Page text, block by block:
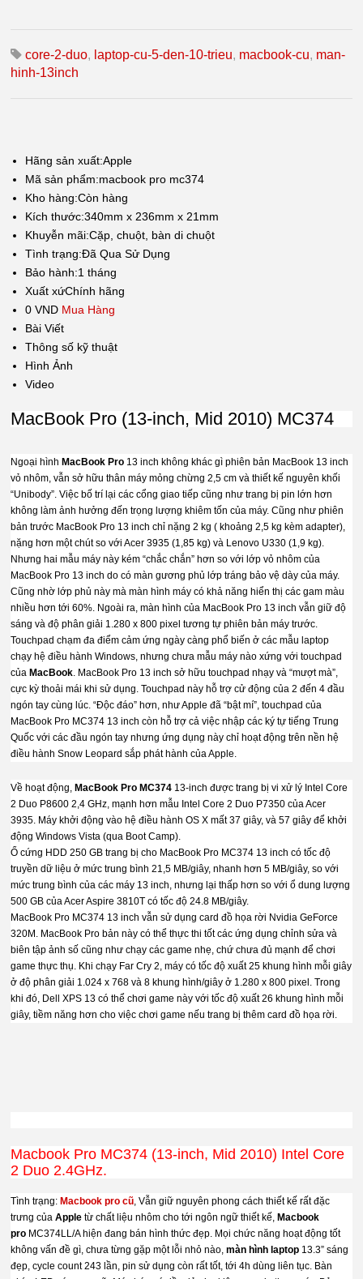
core-2-duo, laptop-cu-5-den-10-trieu, macbook-cu, man-
hinh-13inch
Hãng sản xuất:Apple
Mã sản phẩm:macbook pro mc374
Kho hàng:Còn hàng
Kích thước:340mm x 236mm x 21mm
Khuyễn mãi:Cặp, chuột, bàn di chuột
Tình trạng:Đã Qua Sử Dụng
Bảo hành:1 tháng
Xuất xứChính hãng
0 VND Mua Hàng
Bài Viết
Thông số kỹ thuật
Hình Ảnh
Video
MacBook Pro (13-inch, Mid 2010) MC374
Ngoại hình MacBook Pro 13 inch không khác gì phiên bản MacBook 13 inch
vỏ nhôm, vẫn sở hữu thân máy mỏng chừng 2,5 cm và thiết kế nguyên khối
“Unibody”. Việc bố trí lại các cổng giao tiếp cũng như trang bị pin lớn hơn
không làm ảnh hưởng đến trọng lượng khiêm tốn của máy. Cũng như phiên
bản trước MacBook Pro 13 inch chỉ nặng 2 kg ( khoảng 2,5 kg kèm adapter),
nặng hơn một chút so với Acer 3935 (1,85 kg) và Lenovo U330 (1,9 kg).
Nhưng hai mẫu máy này kém “chắc chắn” hơn so với lớp vỏ nhôm của
MacBook Pro 13 inch do có màn gương phủ lớp tráng bảo vệ dày của máy.
Cũng nhờ lớp phủ này mà màn hình máy có khả năng hiển thị các gam màu
nhiều hơn tới 60%. Ngoài ra, màn hình của MacBook Pro 13 inch vẫn giữ độ
sáng và độ phân giải 1.280 x 800 pixel tương tự phiên bản máy trước.
Touchpad chạm đa điểm cảm ứng ngày càng phổ biến ở các mẫu laptop
chạy hệ điều hành Windows, nhưng chưa mẫu máy nào xứng với touchpad
của MacBook. MacBook Pro 13 inch sở hữu touchpad nhạy và “mượt mà”,
cực kỳ thoải mái khi sử dụng. Touchpad này hỗ trợ cử động của 2 đến 4 đầu
ngón tay cùng lúc. “Độc đáo” hơn, như Apple đã “bật mí”, touchpad của
MacBook Pro MC374 13 inch còn hỗ trợ cả việc nhập các ký tự tiếng Trung
Quốc với các đầu ngón tay nhưng ứng dụng này chỉ hoạt động trên nền hệ
điều hành Snow Leopard sắp phát hành của Apple.
Về hoạt động, MacBook Pro MC374 13-inch được trang bị vi xử lý Intel Core
2 Duo P8600 2,4 GHz, mạnh hơn mẫu Intel Core 2 Duo P7350 của Acer
3935. Máy khởi động vào hệ điều hành OS X mất 37 giây, và 57 giây để khởi
động Windows Vista (qua Boot Camp).
Ổ cứng HDD 250 GB trang bị cho MacBook Pro MC374 13 inch có tốc độ
truyền dữ liệu ở mức trung bình 21,5 MB/giây, nhanh hơn 5 MB/giây, so với
mức trung bình của các máy 13 inch, nhưng lại thấp hơn so với ổ dung lượng
500 GB của Acer Aspire 3810T có tốc độ 24.8 MB/giây.
MacBook Pro MC374 13 inch vẫn sử dụng card đồ họa rời Nvidia GeForce
320M. MacBook Pro bản này có thể thực thi tốt các ứng dụng chỉnh sửa và
biên tập ảnh số cũng như chạy các game nhẹ, chứ chưa đủ mạnh để chơi
game thực thụ. Khi chạy Far Cry 2, máy có tốc độ xuất 25 khung hình mỗi giây
ở độ phân giải 1.024 x 768 và 8 khung hình/giây ở 1.280 x 800 pixel. Trong
khi đó, Dell XPS 13 có thể chơi game này với tốc độ xuất 26 khung hình mỗi
giây, tiềm năng hơn cho việc chơi game nếu trang bị thêm card đồ họa rời.
Macbook Pro MC374 (13-inch, Mid 2010) Intel Core
2 Duo 2.4GHz.
Tình trạng:Macbook pro cũ , Vẫn giữ nguyên phong cách thiết kế rất đặc
trưng củaApple từ chất liệu nhôm cho tới ngôn ngữ thiết kế,Macbook
pro MC374LL/A hiện đang bán hình thức đẹp. Mọi chức năng hoạt động tốt
không vấn đề gì, chưa từng gặp một lỗi nhỏ nào,màn hình laptop 13.3” sáng
đẹp, cycle count 243 lần, pin sử dụng còn rất tốt, tới 4h dùng liên tục. Bàn